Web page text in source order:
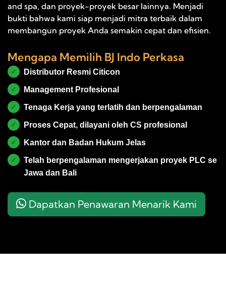
and spa, dan proyek-proyek besar lainnya. Menjadi
bukti bahwa kami siap menjadi mitra terbaik dalam
membangun proyek Anda semakin cepat dan efisien.
Mengapa Memilih BJ Indo Perkasa
✓ Distributor Resmi Citicon
✓ Management Profesional
✓ Tenaga Kerja yang terlatih dan berpengalaman
✓ Proses Cepat, dilayani oleh CS profesional
✓ Kantor dan Badan Hukum Jelas
✓
Telah berpengalaman mengerjakan proyek PLC se
Jawa dan Bali
Dapatkan Penawaran Menarik Kami